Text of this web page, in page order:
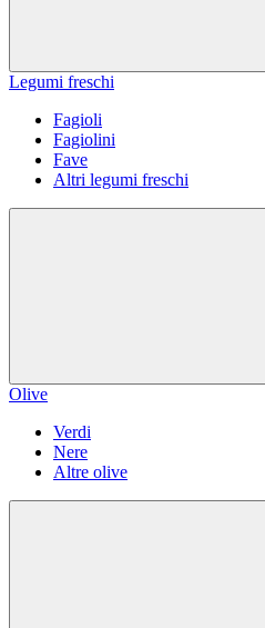
Legumi freschi
Fagioli
Fagiolini
Fave
Altri legumi freschi
Olive
Verdi
Nere
Altre olive